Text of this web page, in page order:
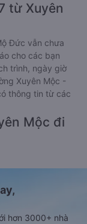
từ Xuyên
Đức vẫn chưa
cho các bạn
trình, ngày giờ
Xuyên Mộc -
thông tin từ các
Mộc đi
hơn 3000+ nhà